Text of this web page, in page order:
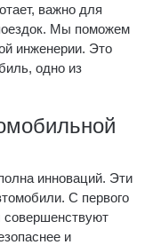
важно для
Мы поможем
инженерии. Это
одно из
инноваций. Эти
С первого
совершенствуют
и